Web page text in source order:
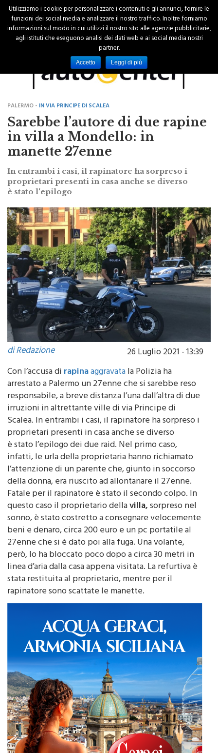
PALERMO -IN VIA PRINCIPE DI SCALEA
Sarebbe l’autore di due rapine
in villa a Mondello: in
manette 27enne
In entrambi i casi, il rapinatore ha sorpreso i
proprietari presenti in casa anche se diverso
di Redazione
26 Luglio 2021 - 13:39
Con l’accusa dirapinaaggravatala Polizia ha
arrestato aPalermoun 27enne che si sarebbe reso
responsabile, a breve distanza l’una dall’altra di due
irruzioni in altrettante ville di via Principe di
Scalea. In entrambi i casi, il rapinatore ha sorpreso i
proprietari presenti in casa anche se diverso
è stato l’epilogo dei due raid. Nel primo caso,
infatti, le urla della proprietaria hanno richiamato
l’attenzione di un parente che, giunto in soccorso
della donna, era riuscito ad allontanare il 27enne.
Fatale per il rapinatore è stato il secondo colpo. In
questo caso il proprietario dellavilla,sorpreso nel
sonno, è stato costretto a consegnare velocemente
beni e denaro, circa 200 euro e un pc portatile al
27enne che si è dato poi alla fuga. Una volante,
però, lo ha bloccato poco dopo a circa 30 metri in
linea d’aria dalla casa appena visitata. La refurtiva è
stata restituita al proprietario, mentre per il
rapinatore sono scattate le manette.
Utilizziamo i cookie per personalizzare i contenuti e gli annunci, fornire le
funzioni dei social media e analizzare il nostro traffico. Inoltre forniamo
informazioni sul modo in cui utilizzi il nostro sito alle agenzie pubblicitarie,
agli istituti che eseguono analisi dei dati web e ai social media nostri
partner.
Accetto Leggi di più